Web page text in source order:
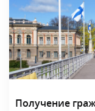
Получение